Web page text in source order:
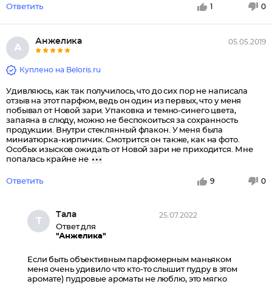
Ответить 1 0
А
Анжелика 05.05.2019
Куплено на Beloris.ru
Удивляюсь, как так получилось, что до сих пор не написала
отзыв на этот парфюм, ведь он один из первых, что у меня
побывал от Новой зари. Упаковка и темно-синего цвета,
запаяна в слюду, можно не беспокоиться за сохранность
продукции. Внутри стеклянный флакон. У меня была
миниатюрка-кирпичик. Смотрится он также, как на фото.
Особых изысков ожидать от Новой зари не приходится. Мне
попалась крайне не
Ответить 9 0
Т
Тала
Ответ для
"Анжелика"
25.07.2022
Если быть объективным парфюмерным маньяком
меня очень удивило что кто-то слышит пудру в этом
аромате) пудровые ароматы не люблю, это мягко